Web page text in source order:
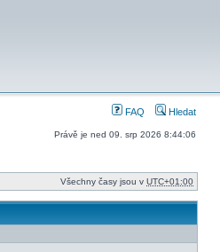
FAQ Hledat
Právě je ned 09. srp 2026 8:44:06
Všechny časy jsou v UTC+01:00